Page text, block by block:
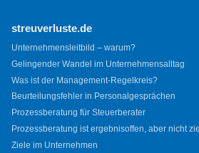
streuverluste.de
Unternehmensleitbild – warum?
Gelingender Wandel im Unternehmensalltag
Was ist der Management-Regelkreis?
Beurteilungsfehler in Personalgesprächen
Prozessberatung für Steuerberater
Prozessberatung ist ergebnisoffen, aber nicht
Ziele im Unternehmen